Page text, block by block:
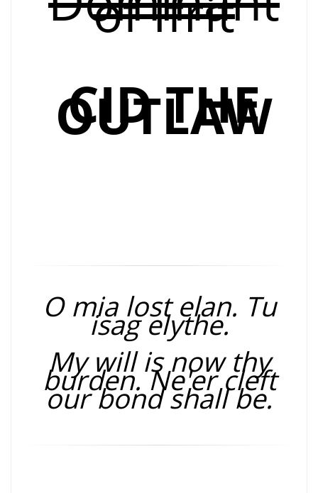
CID THE
OUTLAW
O mia lost elan. Tu
isag elythe.
My will is now thy
burden. Ne'er cleft
our bond shall be.